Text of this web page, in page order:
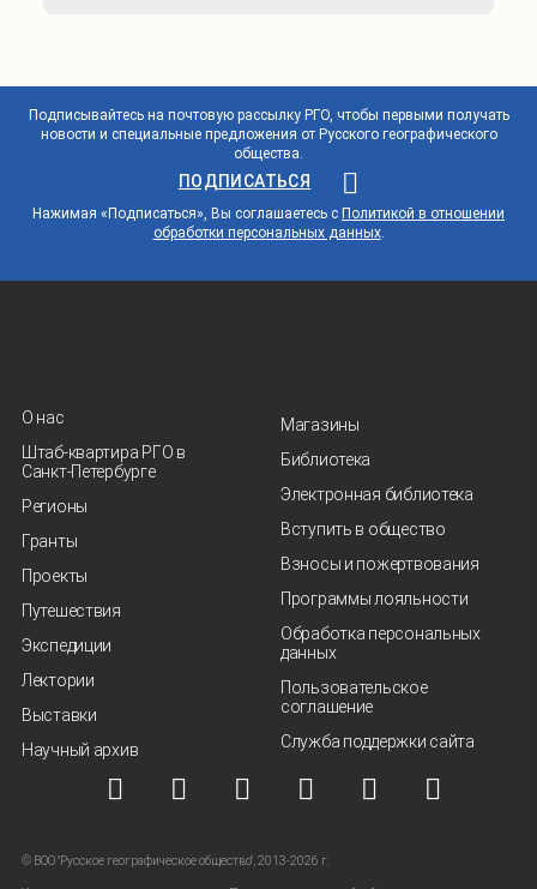
Подписывайтесь на почтовую рассылку РГО, чтобы первыми получать
новости и специальные предложения от Русского географического
общества.
ПОДПИСАТЬСЯ
Нажимая «Подписаться», Вы соглашаетесь с Политикой в отношении
обработки персональных данных.
О нас
Штаб-квартира РГО в
Санкт‑Петербурге
Регионы
Гранты
Проекты
Путешествия
Экспедиции
Лектории
Выставки
Научный архив
Магазины
Библиотека
Электронная библиотека
Вступить в общество
Взносы и пожертвования
Программы лояльности
Обработка персональных
данных
Пользовательское
соглашение
Служба поддержки сайта
© ВОО "Русское географическое общество", 2013-2026 г.